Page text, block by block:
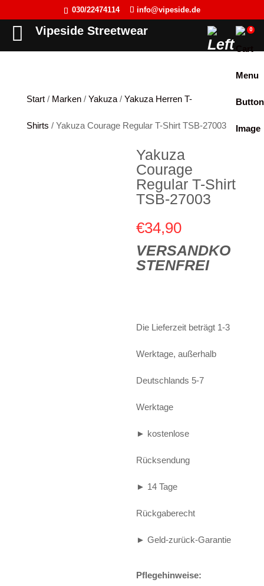
030/22474114 info@vipeside.de
Start/ Marken/ Yakuza/ Yakuza Herren T-
Shirts / Yakuza Courage Regular T-Shirt TSB-27003
Yakuza
Courage
Regular T-Shirt
TSB-27003
€34,90
VERSANDKO
STENFREI
Die Lieferzeit beträgt 1-3
Werktage, außerhalb
Deutschlands 5-7
Werktage
► kostenlose
Rücksendung
► 14 Tage
Rückgaberecht
► Geld-zurück-Garantie
Pflegehinweise:
Vipeside Streetwear 0
Back
Fact of Life
Back
Back
Jacken
Back
Hoodie